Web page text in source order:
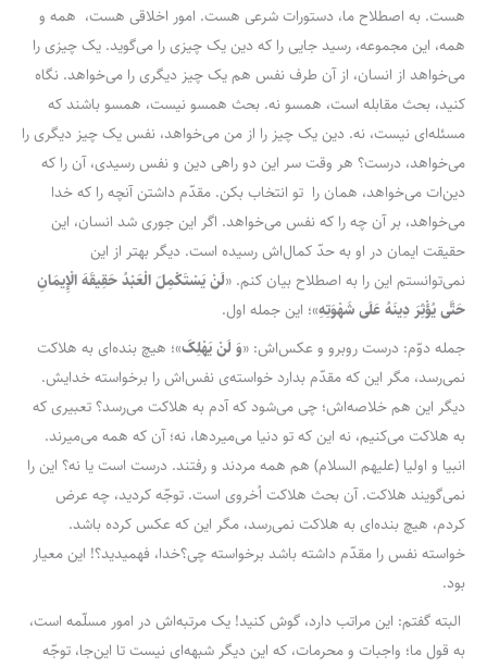
هست. به اصطلاح ما، دستورات شرعی هست. امور اخلاقی هست، همه و
همه، این مجموعه، رسید جایی را که دین یک چیزی را می‌گوید. یک چیزی را
می‌خواهد از انسان، از آن طرف نفس هم یک چیز دیگری را می‌خواهد. نگاه
کنید، بحث مقابله است، همسو نه. بحث همسو نیست، همسو باشند که
مسئله‌ای نیست، نه. دین یک چیز را از من می‌خواهد، نفس یک چیز دیگری را
می‌خواهد، درست؟ هر وقت سر این دو راهی دین و نفس رسیدی، آن را که
دین‌ات می‌خواهد، همان را تو انتخاب بکن. مقدّم داشتن آنچه را که خدا
می‌خواهد، بر آن چه را که نفس می‌خواهد. اگر این جوری شد انسان، این
حقیقت ایمان در او به حدّ کمال‌اش رسیده است. دیگر بهتر از این
نمی‌توانستم این را به اصطلاح بیان کنم. «لَنْ‏ یَسْتَکْمِلَ‏ الْعَبْدُ حَقِیقَهَ الْإِیمَانِ
حَتَّى یُؤْثِرَ دِینَهُ عَلَى شَهْوَتِهِ»؛ این جمله اول.
جمله دوّم: درست روبرو و عکس‌اش: «وَ لَنْ یَهْلِکَ»؛ هیچ بنده‌ای به هلاکت
نمی‌رسد، مگر این که مقدّم بدارد خواسته‌ی نفس‌اش را برخواسته خدایش.
دیگر این هم خلاصه‌اش؛ چی می‌شود که آدم به هلاکت می‌رسد؟ تعبیری که
به هلاکت می‌کنیم، نه این که تو دنیا می‌میردها، نه؛ آن که همه می‌میرند.
انبیا و اولیا (علیهم السلام) هم همه مردند و رفتند. درست است یا نه؟ این را
نمی‌گویند هلاکت. آن بحث هلاکت اُخروی است. توجّه کردید، چه عرض
کردم، هیچ بنده‌ای به هلاکت نمی‌رسد، مگر این که عکس کرده باشد.
خواسته نفس را مقدّم داشته باشد برخواسته چی؟خدا، فهمیدید؟! این معیار
بود.
البته گفتم: این مراتب دارد، گوش کنید! یک مرتبه‌اش در امور مسلّمه است،
به قول ما؛ واجبات و محرمات، که این دیگر شبهه‌ای نیست تا این‌جا، توجّه